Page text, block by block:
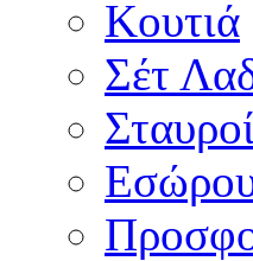
Κουτιά
Σέτ